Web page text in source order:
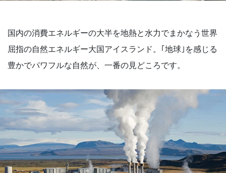
国内の消費エネルギーの大半を地熱と水力でまかなう世界
屈指の自然エネルギー大国アイスランド。｢地球｣を感じる
豊かでパワフルな自然が、一番の見どころです。